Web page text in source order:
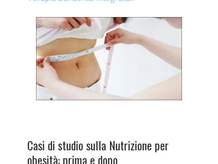
Casi di studio sulla Nutrizione per
obesità: prima e dopo